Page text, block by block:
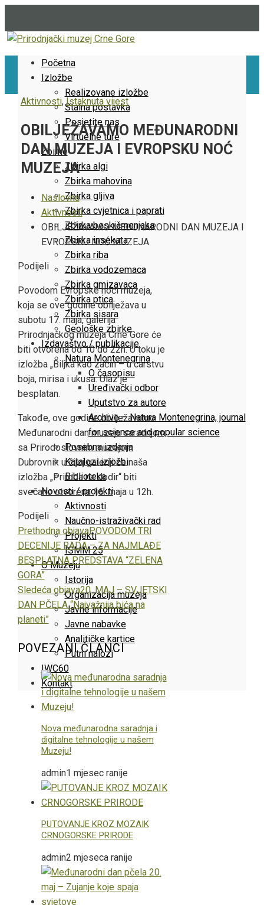
Početna
Izložbe
Realizovane izložbe
Stalna postavka
Posjetite nas
Virtuelne ture
Zbirke
Zbirka algi
Zbirka mahovina
Zbirka gljiva
Zbirka cvjetnica i paprati
Zbirka beskičmenjaka
Zbirka insekata
Zbirka riba
Zbirka vodozemaca
Zbirka gmizavaca
Zbirka ptica
Zbirka sisara
Geološke zbirke
Izdavaštvo / publikacije
Natura Montenegrina
O časopisu
Uređivački odbor
Uputstvo za autore
Archive – Natura Montenegrina, journal
for science and popular science
Posebna izdanja
Katalozi izložbi
Biblioteka
Novosti / projekti
Aktivnosti
Naučno-istraživački rad
Projekti
ISMM 25
O Muzeju
Istorija
Organizacija muzeja
Javne informacije
Javne nabavke
Analitičke kartice
Putni nalozi
IWC60
Kontakt
Aktivnosti,Istaknuta vijest
OBILJEŽAVAMO MEĐUNARODNI
DAN MUZEJA I EVROPSKU NOĆ
MUZEJA
Naslovna
Aktivnosti
OBILJEŽAVAMO MEĐUNARODNI DAN MUZEJA I
EVROPSKU NOĆ MUZEJA
Facebook
Twitter
LinkedIn
Pinterest
Stumbleupon
Email
Podijeli
Povodom Evropske noći muzeja,
koja se ove godine obilježava u
subotu 17. maja, galerija
Prirodnjačkog muzeja Crne Gore će
biti otvorena od 10 do 22h. U toku je
izložba „Biljka kao začin – u carstvu
boja, mirisa i ukusa. Ulaz je
besplatan.
Takođe, ove godine obilježavamo
Međunarodni dan muzeja saradnjom
sa Prirodoslovnim muzejom
Dubrovnik u čijoj galeriji će naša
izložba „Priroda na dodir“ biti
svečano otvorena 16. maja u 12h.
Podijeli
Facebook
Twitter
LinkedIn
Pinterest
Stumbleupon
Email
Prethodna objavaPOVODOM TRI
DECENIJE RADA – ZA NAJMLAĐE
BESPLATNA PREDSTAVA “ZELENA
GORA”
Sledeća objava20. MAJ – SVJETSKI
DAN PČELA “Najvažnija bića na
planeti”
POVEZANI ČLANCI
Nova međunarodna saradnja i
digitalne tehnologije u našem
Muzeju!
admin1 mjesec ranije
PUTOVANJE KROZ MOZAIK
CRNOGORSKE PRIRODE
admin2 mjeseca ranije